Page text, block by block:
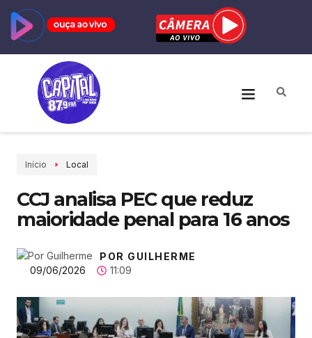
Início Local
CCJ analisa PEC que reduz
maioridade penal para 16 anos
POR GUILHERME
09/06/2026
11:09